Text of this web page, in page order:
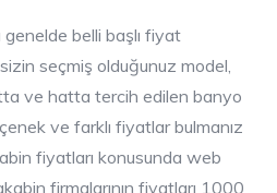
belli başlı fiyat
sizin seçmiş olduğunuz model,
ve hatta tercih edilen banyo
ve farklı fiyatlar bulmanız
fiyatları konusunda web
firmalarının fiyatları 1000